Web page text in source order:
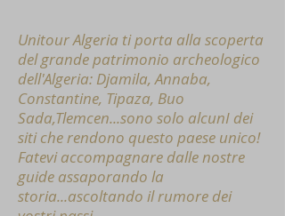
Unitour Algeria ti porta alla scoperta
del grande patrimonio archeologico
dell'Algeria: Djamila, Annaba,
Constantine, Tipaza, Buo
Sada,Tlemcen...sono solo alcunI dei
siti che rendono questo paese unico!
Fatevi accompagnare dalle nostre
guide assaporando la
storia...ascoltando il rumore dei